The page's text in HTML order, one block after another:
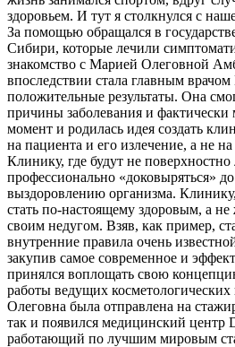
здоровьем. И тут я столкнулся с
За помощью обращался в
Сибири, которые лечили
знакомство с Марией Олеговной
впоследствии стала главным
положительные результаты. Она
причины заболевания и фактически
момент и родилась идея создать
на пациента и его излечение, а не
Клинику, где будут не поверхностно
профессионально «доковыряться»
выздоровлению организма.
стать по-настоящему здоровым, а
своим недугом. Взяв, как пример,
внутренние правила очень
закупив самое современное и
принялся воплощать свою
работы ведущих
Олеговна была отправлена на
так и появился медицинский центр
работающий по лучшим мировым